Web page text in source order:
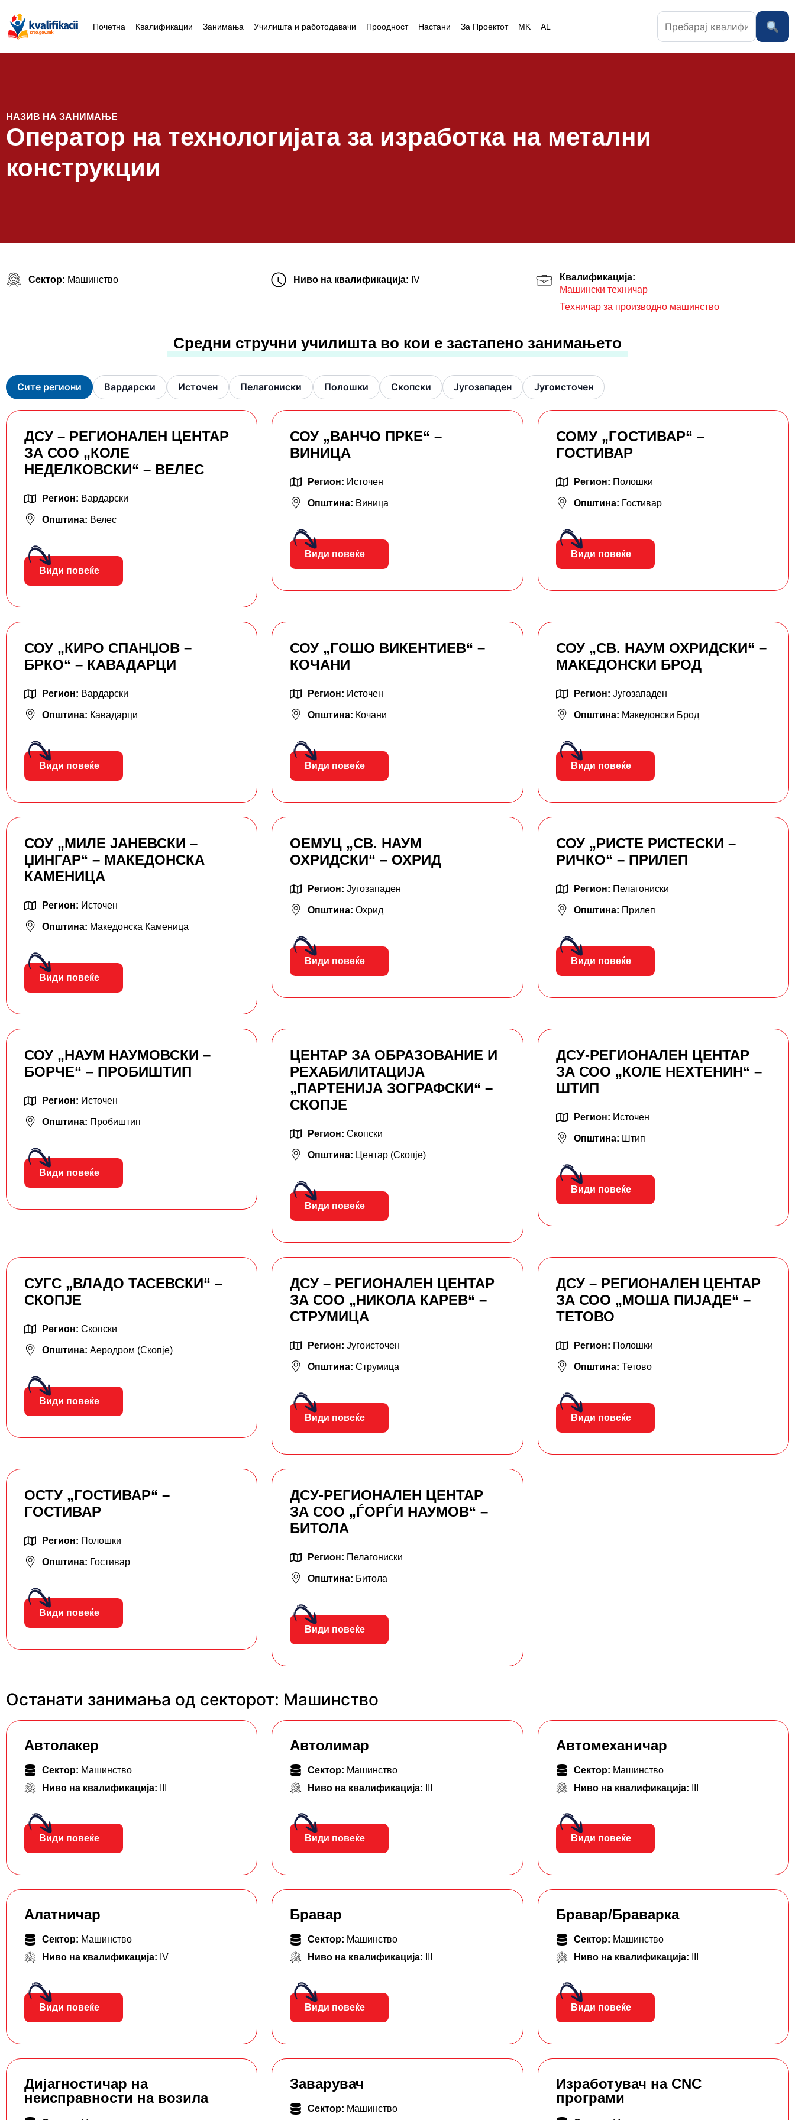
Почетна Квалификации Занимања Училишта и работодавачи Проодност Настани За Проектот MK AL
НАЗИВ НА ЗАНИМАЊЕ
Оператор на технологијата за изработка на метални
конструкции
Сектор: Машинство Ниво на квалификација: IV
Квалификација:
Машински техничар
Техничар за производно машинство
Средни стручни училишта во кои е застапено занимањето
Сите региони Вардарски Источен Пелагониски Полошки Скопски Југозападен Југоисточен
ДСУ – РЕГИОНАЛЕН ЦЕНТАР
ЗА СОО „КОЛЕ
НЕДЕЛКОВСКИ“ – ВЕЛЕС
Регион: Вардарски
Општина: Велес
Види повеќе
СОУ „ВАНЧО ПРКЕ“ –
ВИНИЦА
Регион: Источен
Општина: Виница
Види повеќе
СОМУ „ГОСТИВАР“ –
ГОСТИВАР
Регион: Полошки
Општина: Гостивар
Види повеќе
СОУ „КИРО СПАНЏОВ –
БРКО“ – КАВАДАРЦИ
Регион: Вардарски
Општина: Кавадарци
Види повеќе
СОУ „ГОШО ВИКЕНТИЕВ“ –
КОЧАНИ
Регион: Источен
Општина: Кочани
Види повеќе
СОУ „СВ. НАУМ ОХРИДСКИ“ –
МАКЕДОНСКИ БРОД
Регион: Југозападен
Општина: Македонски Брод
Види повеќе
СОУ „МИЛЕ ЈАНЕВСКИ –
ЏИНГАР“ – МАКЕДОНСКА
КАМЕНИЦА
Регион: Источен
Општина: Македонска Каменица
Види повеќе
ОЕМУЦ „СВ. НАУМ
ОХРИДСКИ“ – ОХРИД
Регион:Југозападен
Општина:Охрид
Види повеќе
СОУ „РИСТЕ РИСТЕСКИ –
РИЧКО“ – ПРИЛЕП
Регион: Пелагониски
Општина: Прилеп
Види повеќе
СОУ „НАУМ НАУМОВСКИ –
БОРЧЕ“ – ПРОБИШТИП
Регион: Источен
Општина: Пробиштип
Види повеќе
ЦЕНТАР ЗА ОБРАЗОВАНИЕ И
РЕХАБИЛИТАЦИЈА
„ПАРТЕНИЈА ЗОГРАФСКИ“ –
СКОПЈЕ
Регион:Скопски
Општина: Центар (Скопје)
Види повеќе
ДСУ-РЕГИОНАЛЕН ЦЕНТАР
ЗА СОО „КОЛЕ НЕХТЕНИН“ –
ШТИП
Регион: Источен
Општина: Штип
Види повеќе
СУГС „ВЛАДО ТАСЕВСКИ“ –
СКОПЈЕ
Регион: Скопски
Општина: Аеродром (Скопје)
Види повеќе
ДСУ – РЕГИОНАЛЕН ЦЕНТАР
ЗА СОО „НИКОЛА КАРЕВ“ –
СТРУМИЦА
Регион:Југоисточен
Општина:Струмица
Види повеќе
ДСУ – РЕГИОНАЛЕН ЦЕНТАР
ЗА СОО „МОША ПИЈАДЕ“ –
ТЕТОВО
Регион: Полошки
Општина: Тетово
Види повеќе
ОСТУ „ГОСТИВАР“ –
ГОСТИВАР
Регион: Полошки
Општина: Гостивар
Види повеќе
ДСУ-РЕГИОНАЛЕН ЦЕНТАР
ЗА СОО „ЃОРЃИ НАУМОВ“ –
БИТОЛА
Регион: Пелагониски
Општина: Битола
Види повеќе
Останати занимања од секторот: Машинство
Автолакер
Сектор: Машинство
Ниво на квалификација:
Види повеќе
Автолимар
Сектор: Машинство
Ниво на квалификација:
Види повеќе
Автомеханичар
Сектор: Машинство
Ниво на квалификација:
Види повеќе
Алатничар
Сектор: Машинство
Ниво на квалификација: IV
Види повеќе
Бравар
Сектор: Машинство
Ниво на квалификација:
Види повеќе
Бравар/Браварка
Сектор: Машинство
Ниво на квалификација:
Види повеќе
Дијагностичар на
неисправности на возила
Заварувач
Сектор: Машинство
Изработувач на CNC
програми